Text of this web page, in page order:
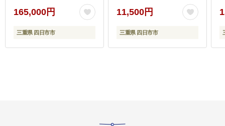
ー 洗える（ヨギボー ラ
イト プレミアム）
165,000円
三重県 四日市市
熱冷まし枕、マッサー
ジに、夏のゴロ寝枕に
陶枕（愛称：トウチ
陶器
11,500円
三重県 四日市市